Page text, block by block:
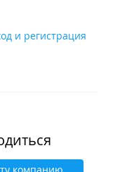
и регистрация